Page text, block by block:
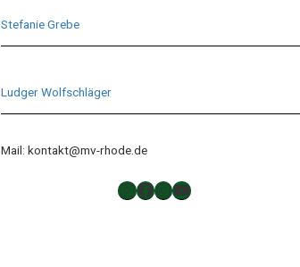
Stefanie Grebe
Ludger Wolfschläger
Mail: kontakt@mv-rhode.de
TAKTLOS
Musikverein Rhode
Musikverein Rhode
YouTube